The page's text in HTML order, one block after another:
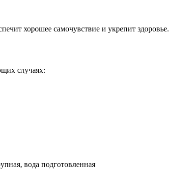
хорошее самочувствие и укрепит здоровье.
случаях:
вода подготовленная